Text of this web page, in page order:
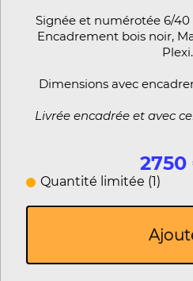
Signée et numérotée 6/
Encadrement bois noir,
Plexi.
Dimensions avec
Livrée encadrée et avec
Quantité limitée (1)